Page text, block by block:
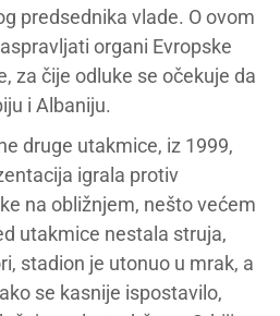
predsednika vlade. O ovom
organi Evropske
za čije odluke se očekuje da
i Albaniju.
druge utakmice, iz 1999,
igrala protiv
na obližnjem, nešto većem
utakmice nestala struja,
stadion je utonuo u mrak, a
se kasnije ispostavilo,